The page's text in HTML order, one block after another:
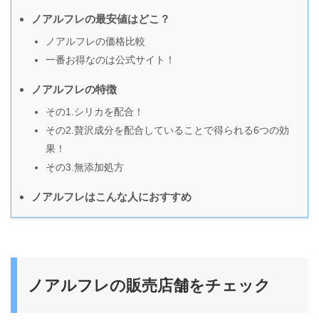
ノアルフレの最安値はどこ？
ノアルフレの価格比較
一番お得なのは公式サイト！
ノアルフレの特徴
その1.シリカを配合！
その2.贅沢成分を配合していることで得られる6つの効
果！
その3.無添加処方
ノアルフレはこんな人におすすめ
ノアルフレの販売店舗をチェック